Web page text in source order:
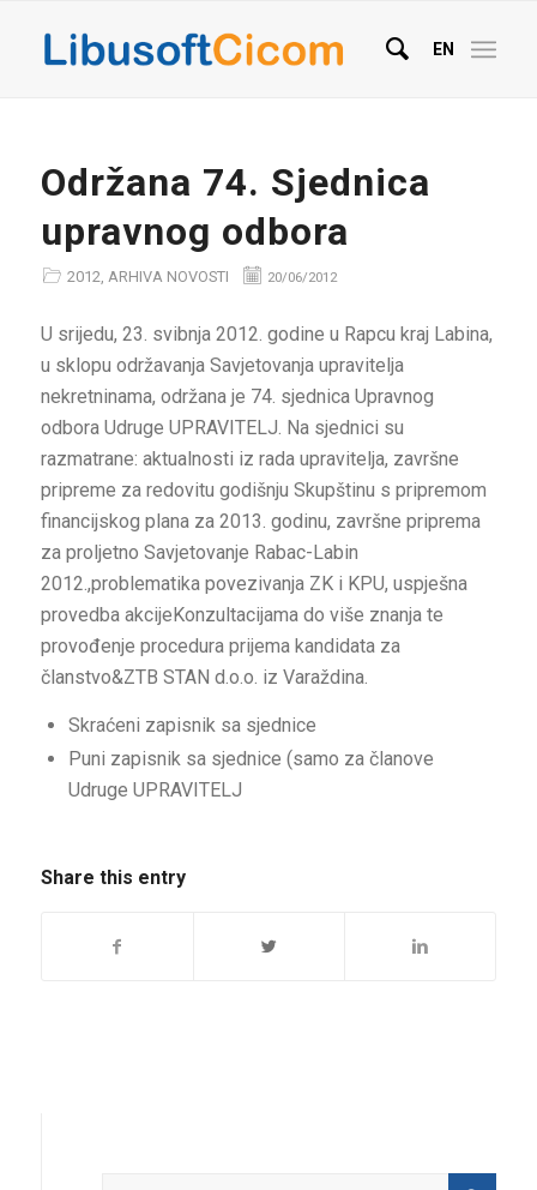
EN
Održana 74. Sjednica
upravnog odbora
2012, ARHIVA NOVOSTI 20/06/2012
U srijedu, 23. svibnja 2012. godine u Rapcu kraj Labina,
u sklopu održavanja Savjetovanja upravitelja
nekretninama, održana je 74. sjednica Upravnog
odbora Udruge UPRAVITELJ. Na sjednici su
razmatrane: aktualnosti iz rada upravitelja, završne
pripreme za redovitu godišnju Skupštinu s pripremom
financijskog plana za 2013. godinu, završne priprema
za proljetno Savjetovanje Rabac-Labin
2012.,problematika povezivanja ZK i KPU, uspješna
provedba akcijeKonzultacijama do više znanja te
provođenje procedura prijema kandidata za
članstvo&ZTB STAN d.o.o. iz Varaždina.
Skraćeni zapisnik sa sjednice
Puni zapisnik sa sjednice (samo za članove
Udruge UPRAVITELJ
Share this entry